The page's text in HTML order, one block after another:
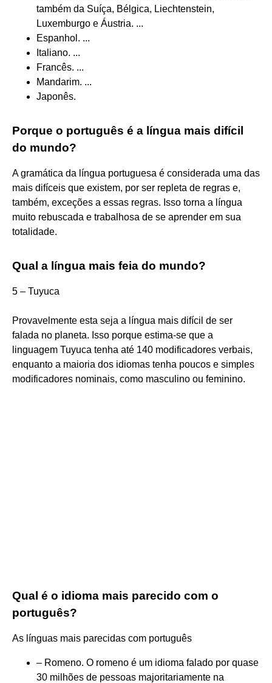
também da Suíça, Bélgica, Liechtenstein,
Luxemburgo e Áustria. ...
Espanhol. ...
Italiano. ...
Francês. ...
Mandarim. ...
Japonês.
Porque o português é a língua mais difícil
do mundo?
A gramática da língua portuguesa é considerada uma das
mais difíceis que existem, por ser repleta de regras e,
também, exceções a essas regras. Isso torna a língua
muito rebuscada e trabalhosa de se aprender em sua
totalidade.
Qual a língua mais feia do mundo?
5 – Tuyuca
Provavelmente esta seja a língua mais difícil de ser
falada no planeta. Isso porque estima-se que a
linguagem Tuyuca tenha até 140 modificadores verbais,
enquanto a maioria dos idiomas tenha poucos e simples
modificadores nominais, como masculino ou feminino.
Qual é o idioma mais parecido com o
português?
As línguas mais parecidas com português
– Romeno. O romeno é um idioma falado por quase
30 milhões de pessoas majoritariamente na